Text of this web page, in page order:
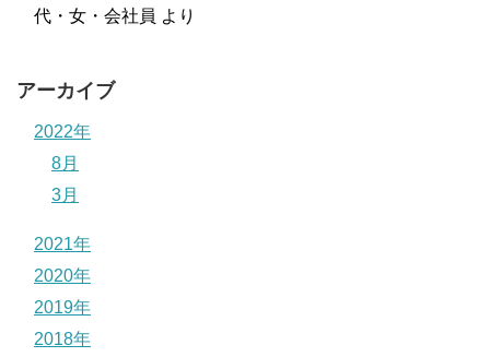
代・女・会社員 より
アーカイブ
2022年
8月
3月
2021年
2020年
2019年
2018年